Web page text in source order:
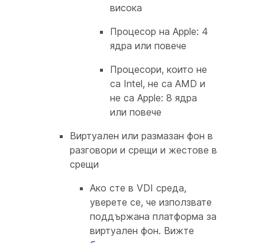
висока
Процесор на Apple: 4
ядра или повече
Процесори, които не
са Intel, не са AMD и
не са Apple: 8 ядра
или повече
Виртуален или размазан фон в
разговори и срещи и жестове в
срещи
Ако сте в VDI среда,
уверете се, че използвате
поддържана платформа за
виртуален фон. Вижте